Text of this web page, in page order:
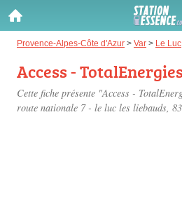
Provence-Alpes-Côte d'Azur > Var > Le Luc
Access - TotalEnergies
Cette fiche présente "Access -
route nationale 7 - le luc les liebauds,
Gazole :
Disponible
SP 98 :